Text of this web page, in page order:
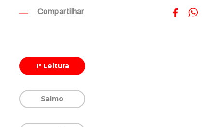
Compartilhar
1ª Leitura
Salmo